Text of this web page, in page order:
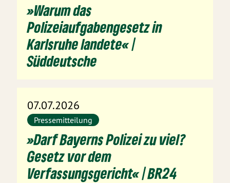
»Warum das
Polizeiaufgabengesetz in
Karlsruhe landete« |
Süddeutsche
07.07.2026
Pressemitteilung
»Darf Bayerns Polizei zu viel?
Gesetz vor dem
Verfassungsgericht« | BR24